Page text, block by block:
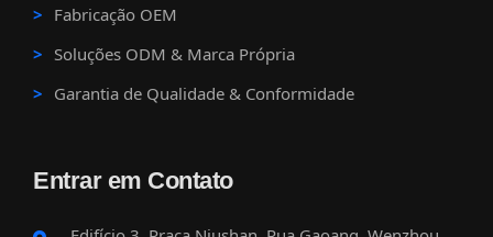
Fabricação OEM
Soluções ODM & Marca Própria
Garantia de Qualidade & Conformidade
Entrar em Contato